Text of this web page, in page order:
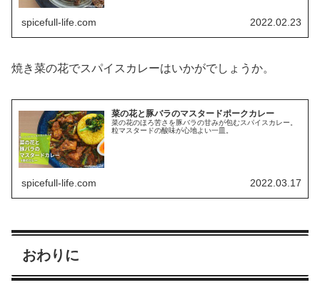
spicefull-life.com 2022.02.23
焼き菜の花でスパイスカレーはいかがでしょうか。
菜の花と豚バラのマスタードポークカレー
菜の花のほろ苦さを豚バラの甘みが包むスパイスカレー。
粒マスタードの酸味が心地よい一皿。
spicefull-life.com 2022.03.17
おわりに